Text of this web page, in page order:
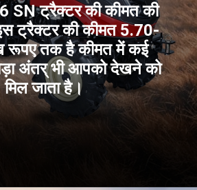
SN ट्रैक्टर की कीमत की
ट्रैक्टर की कीमत 5.70-
रूपए तक है कीमत में कई
अंतर् भी आपको देखने को
मिल जाता है।